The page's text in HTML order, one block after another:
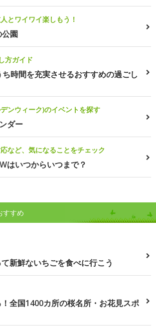
とワイワイ楽しもう！
公園
方ガイド
時間を充実させるおすすめの過ごし
ンウィーク)のイベントを探す
ダー
など、気になることをチェック
はいつからいつまで？
すすめ
新鮮ないちごを食べに行こう
全国1400カ所の桜名所・お花見スポ